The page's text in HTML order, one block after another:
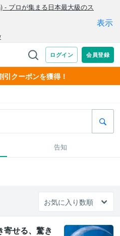
クーポンを獲得！
告知
せる、驚き